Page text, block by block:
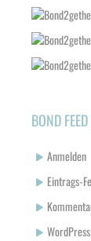
BOND
Anmelden
Eintrags-